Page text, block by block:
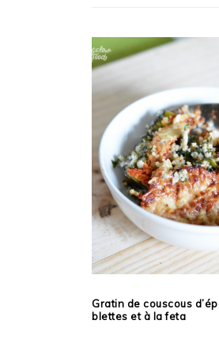
Gratin de couscous
blettes et à la feta